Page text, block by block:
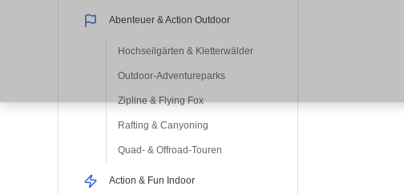
Abenteuer & Action Outdoor
Hochseilgärten & Kletterwälder
Outdoor-Adventureparks
Zipline & Flying Fox
Rafting & Canyoning
Quad- & Offroad-Touren
Action & Fun Indoor